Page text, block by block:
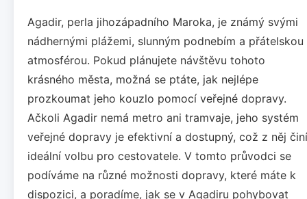
Agadir, perla jihozápadního Maroka, je známý svými
nádhernými plážemi, slunným podnebím a přátelskou
atmosférou. Pokud plánujete návštěvu tohoto
krásného města, možná se ptáte, jak nejlépe
prozkoumat jeho kouzlo pomocí veřejné dopravy.
Ačkoli Agadir nemá metro ani tramvaje, jeho systém
veřejné dopravy je efektivní a dostupný, což z něj činí
ideální volbu pro cestovatele. V tomto průvodci se
podíváme na různé možnosti dopravy, které máte k
dispozici, a poradíme, jak se v Agadiru pohybovat